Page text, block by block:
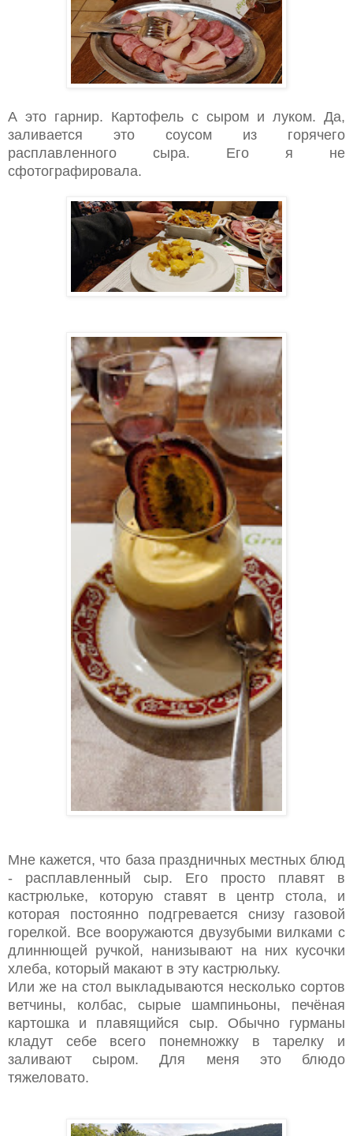
А это гарнир. Картофель с сыром и луком. Да,
заливается это соусом из горячего
расплавленного сыра. Его я не
сфотографировала.
Мне кажется, что база праздничных местных блюд
- расплавленный сыр. Его просто плавят в
кастрюльке, которую ставят в центр стола, и
которая постоянно подгревается снизу газовой
горелкой. Все вооружаются двузубыми вилками с
длиннющей ручкой, нанизывают на них кусочки
хлеба, который макают в эту кастрюльку.
Или же на стол выкладываются несколько сортов
ветчины, колбас, сырые шампиньоны, печёная
картошка и плавящийся сыр. Обычно гурманы
кладут себе всего понемножку в тарелку и
заливают сыром. Для меня это блюдо
тяжеловато.